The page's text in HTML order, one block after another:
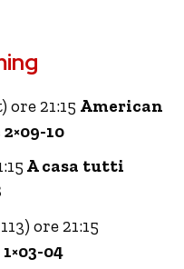
ore 21:15 American
10
A casa tutti
ore 21:15
04